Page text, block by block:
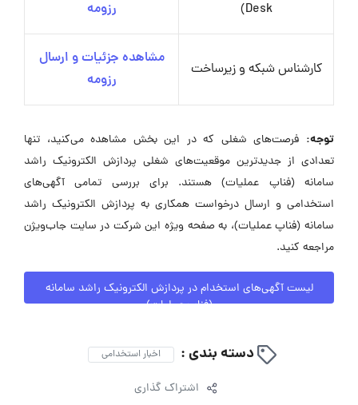
Desk)
رزومه
کارشناس شبکه و زیرساخت
مشاهده جزئیات و ارسال
رزومه
توجه: فرصت‌های شغلی که در این بخش مشاهده می‌کنید، تنها
تعدادی از جدیدترین موقعیت‌های شغلی پردازش الکترونیک راشد
سامانه (فناپ عملیات) هستند. برای بررسی تمامی آگهی‌های
استخدامی و ارسال درخواست همکاری به پردازش الکترونیک راشد
سامانه (فناپ عملیات)، به صفحه ویژه این شرکت در سایت جاب‌ویژن
مراجعه کنید.
لیست آگهی‌های استخدام در پردازش الکترونیک راشد سامانه
(فناپ عملیات)
دسته بندی : اخبار استخدامی
اشتراک گذاری